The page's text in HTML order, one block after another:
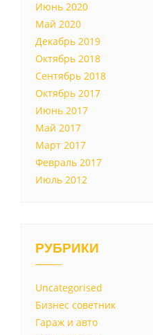
Июнь 2020
Май 2020
Декабрь 2019
Октябрь 2018
Сентябрь 2018
Октябрь 2017
Июнь 2017
Май 2017
Март 2017
Февраль 2017
Июль 2012
РУБРИКИ
Uncategorised
Бизнес советник
Гараж и авто